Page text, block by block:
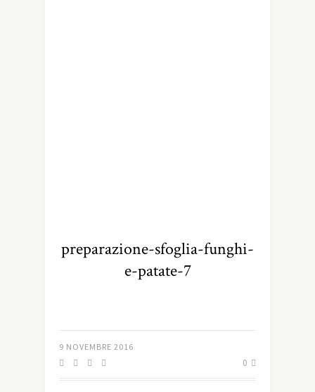
preparazione-sfoglia-funghi-
e-patate-7
9 NOVEMBRE 2016
0